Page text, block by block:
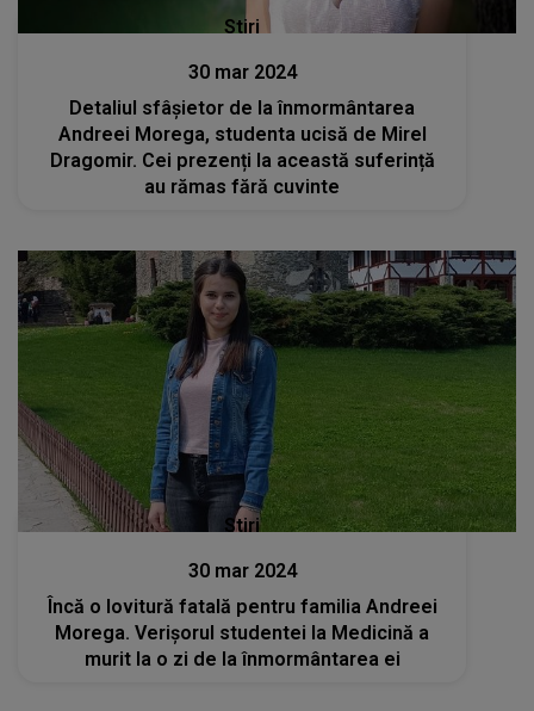
Stiri
30 mar 2024
Detaliul sfâșietor de la înmormântarea
Andreei Morega, studenta ucisă de Mirel
Dragomir. Cei prezenți la această suferință
au rămas fără cuvinte
Stiri
30 mar 2024
Încă o lovitură fatală pentru familia Andreei
Morega. Verișorul studentei la Medicină a
murit la o zi de la înmormântarea ei